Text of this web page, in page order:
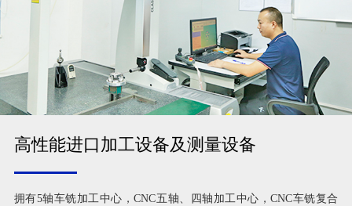
高性能进口加工设备及测量设备
拥有5轴车铣加工中心，CNC五轴、四轴加工中心，CNC车铣复合